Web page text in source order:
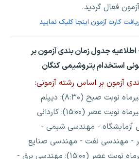
فعال گردید.
کارت آزمون اینجا کلیک نمایید
۲ تیر ۱۴۰۱- اطلاعیه جدول زمان بندی آزمون بر
استخدام پتروشیمی کنگان
آزمون بر اساس رشته آزمونی:
چهارشنبه ۸ تیرماه نوبت عصر (۱۵:۰۰): کاردانی
- مهندسی شیمی -
- مهندسی نفت - مهندسی صنایع
پنجشنبه ۹ تیرماه نوبت عصر (۱۵:۰۰): مهندسی برق -